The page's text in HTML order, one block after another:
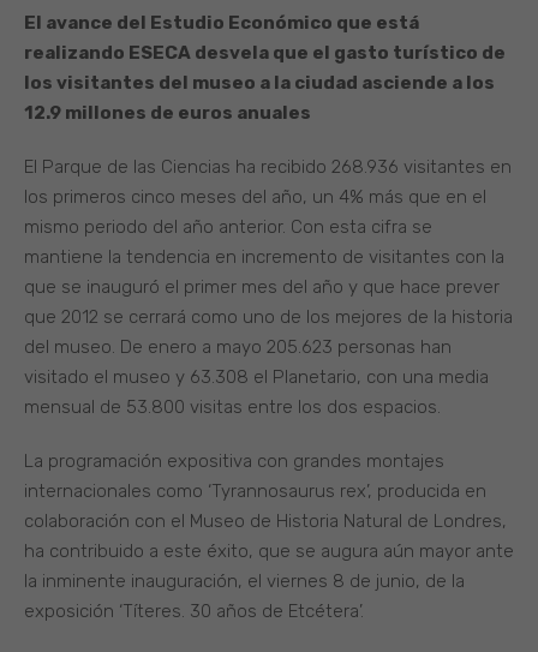
El avance del Estudio Económico que está
realizando ESECA desvela que el gasto turístico de
los visitantes del museo a la ciudad asciende a los
12.9 millones de euros anuales
El Parque de las Ciencias ha recibido 268.936 visitantes en
los primeros cinco meses del año, un 4% más que en el
mismo periodo del año anterior. Con esta cifra se
mantiene la tendencia en incremento de visitantes con la
que se inauguró el primer mes del año y que hace prever
que 2012 se cerrará como uno de los mejores de la historia
del museo. De enero a mayo 205.623 personas han
visitado el museo y 63.308 el Planetario, con una media
mensual de 53.800 visitas entre los dos espacios.
La programación expositiva con grandes montajes
internacionales como ‘Tyrannosaurus rex’, producida en
colaboración con el Museo de Historia Natural de Londres,
ha contribuido a este éxito, que se augura aún mayor ante
la inminente inauguración, el viernes 8 de junio, de la
exposición ‘Títeres. 30 años de Etcétera’.